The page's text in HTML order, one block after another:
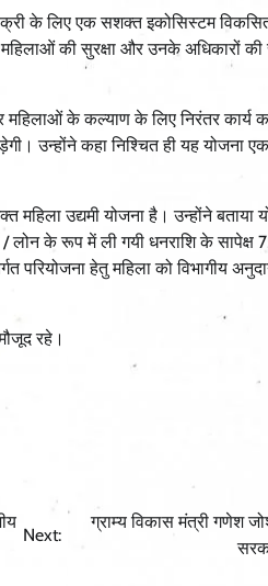
के लिए एक सशक्त इकोसिस्टम
की सुरक्षा और उनके अधिकारों की
महिलाओं के कल्याण के लिए निरंतर
उन्होंने कहा निश्चित ही यह
उद्यमी योजना है। उन्होंने
/ लोन के रूप में ली गयी धनराशि के
परियोजना हेतु महिला को विभागीय
रहे।
Next:
ग्राम्य विकास मंत्री गणेश